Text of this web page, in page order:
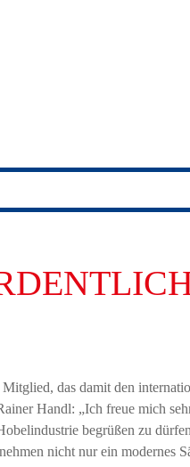
das damit den
Handl: „Ich freue mich
begrüßen zu
nicht nur ein modernes